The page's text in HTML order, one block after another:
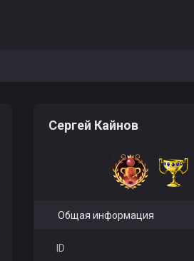
Сергей Кайнов
Общая информация
ID